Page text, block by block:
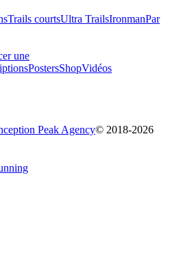
Trails courtsUltra TrailsIronmanPar
une
PostersShopVidéos
Peak Agency© 2018-2026